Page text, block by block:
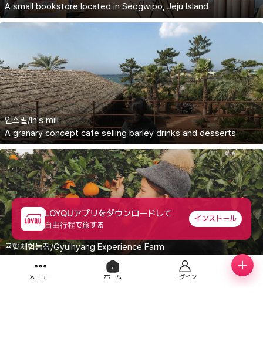
A small bookstore located in Seogwipo, Jeju Island
인스밀/In's mill
A granary concept cafe selling barley drinks and desserts
귤향체험농장/Gyulhyang Experience Farm
An experience farm with tangerines located in Seongsan-eup, Seogwipo
LOYQUアプリをダウンロードして
自由行程で旅する
インストール
メニュー ホーム ログイン